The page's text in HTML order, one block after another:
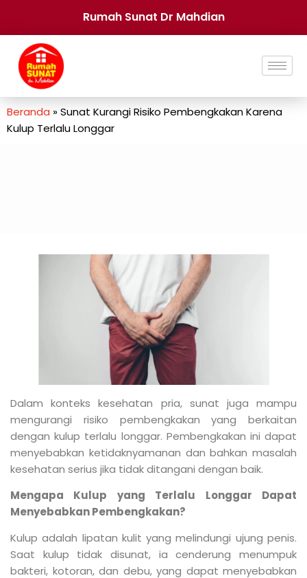
Rumah Sunat Dr Mahdian
Beranda »Sunat Kurangi Risiko Pembengkakan Karena
Kulup Terlalu Longgar
Dalam konteks kesehatan pria, sunat juga mampu
mengurangi risiko pembengkakan yang berkaitan
dengan kulup terlalu longgar. Pembengkakan ini dapat
menyebabkan ketidaknyamanan dan bahkan masalah
kesehatan serius jika tidak ditangani dengan baik.
Mengapa Kulup yang Terlalu Longgar Dapat
Menyebabkan Pembengkakan?
Kulup adalah lipatan kulit yang melindungi ujung penis.
Saat kulup tidak disunat, ia cenderung menumpuk
bakteri, kotoran, dan debu, yang dapat menyebabkan